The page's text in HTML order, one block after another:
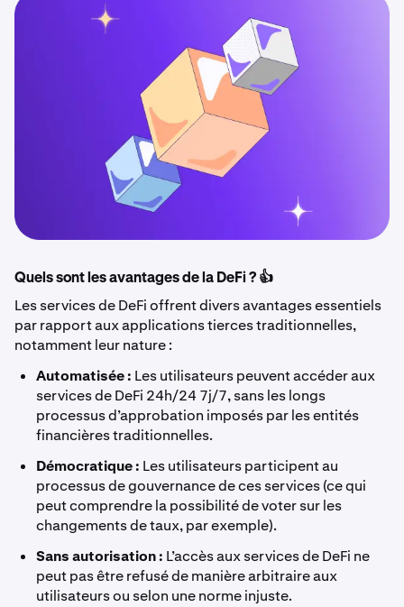
Quels sont les avantages de la DeFi ? 👍
Les services de DeFi offrent divers avantages essentiels
par rapport aux applications tierces traditionnelles,
notamment leur nature :
Automatisée : Les utilisateurs peuvent accéder aux
services de DeFi 24h/24 7j/7, sans les longs
processus d’approbation imposés par les entités
financières traditionnelles.
Démocratique : Les utilisateurs participent au
processus de gouvernance de ces services (ce qui
peut comprendre la possibilité de voter sur les
changements de taux, par exemple).
Sans autorisation : L’accès aux services de DeFi ne
peut pas être refusé de manière arbitraire aux
utilisateurs ou selon une norme injuste.